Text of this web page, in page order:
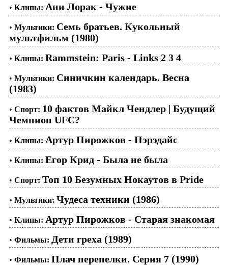
• Клипы: Ани Лорак - Чужие
• Мультики: Семь братьев. Кукольный
мультфильм (1980)
• Клипы: Rammstein: Paris - Links 2 3 4
• Мультики: Синичкин календарь. Весна
(1983)
• Спорт: 10 фактов Майкл Чендлер | Будущий
Чемпион UFC?
• Клипы: Артур Пирожков - Пэрэдайс
• Клипы: Егор Крид - Была не была
• Спорт: Топ 10 Безумных Нокаутов в Pride
• Мультики: Чудеса техники (1986)
• Клипы: Артур Пирожков - Старая знакомая
• Фильмы: Дети греха (1989)
• Фильмы: Плач перепелки. Серия 7 (1990)